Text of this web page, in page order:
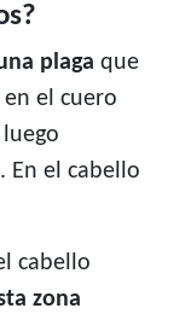
plaga que
el cuero
En el cabello
cabello
zona